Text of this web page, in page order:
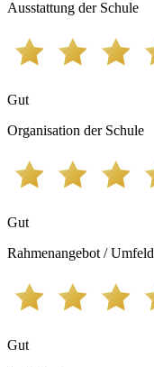
Ausstattung der Schule
Gut
Organisation der Schule
Gut
Rahmenangebot / Umfeld
Gut